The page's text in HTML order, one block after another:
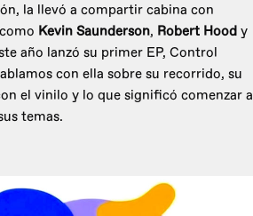
la llevó a compartir cabina con
Kevin Saunderson, Robert Hood y
año lanzó su primer EP, Control
con ella sobre su recorrido, su
el vinilo y lo que significó comenzar a
temas.